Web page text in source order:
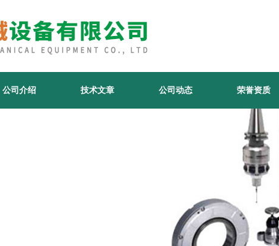
公司介绍 技术文章 公司动态 荣誉资质